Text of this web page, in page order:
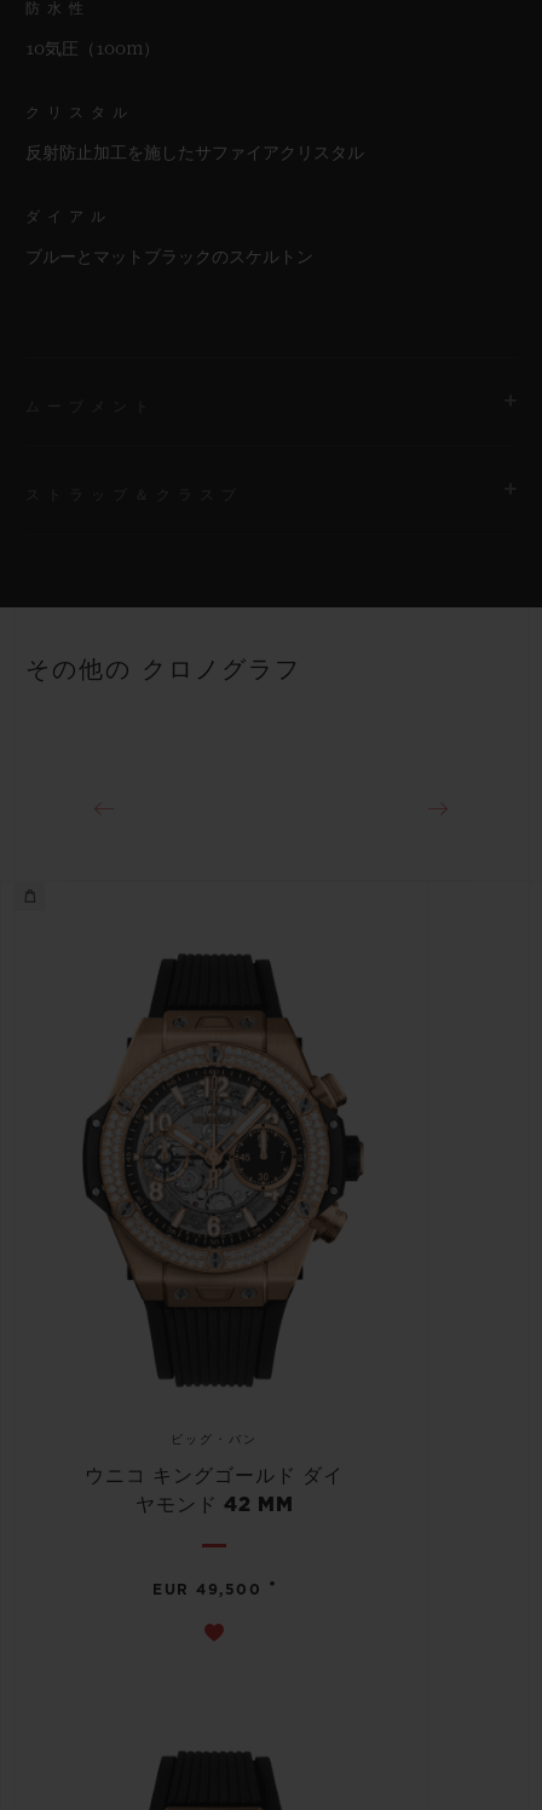
防水性
10気圧（100m）
クリスタル
反射防止加工を施したサファイアクリスタル
ダイアル
ブルーとマットブラックのスケルトン
ストラップ
ラップ
その他の クロノグラフ
ビッグ・バン
ウニコ キングゴールド ダイ
ヤモンド 42 MM
EUR 49,500 •